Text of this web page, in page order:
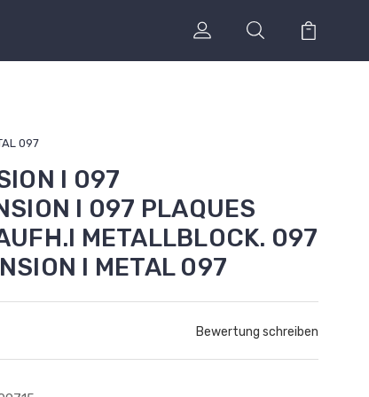
097
I 097
I 097 PLAQUES
METALLBLOCK. 097
I METAL 097
Bewertung schreiben